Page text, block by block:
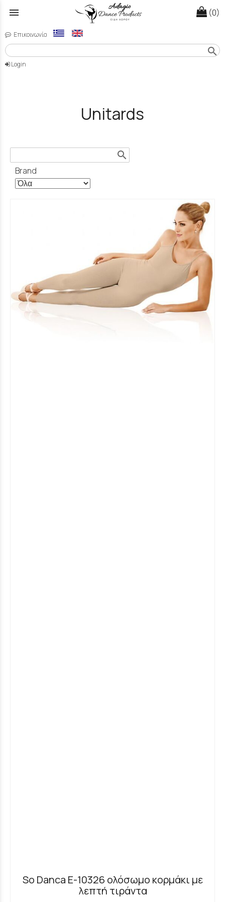
menu (0)
Επικοινωνία
search
Login
Unitards
search
Brand
So Danca E-10326 ολόσωμο κορμάκι με
λεπτή τιράντα